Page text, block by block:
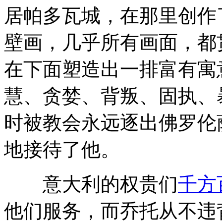
居帕多瓦城，在那里创
壁画，几乎所有画面，
在下面塑造出一排富有
慧、贪婪、背叛、固执
时被教会永远逐出佛罗
地接待了他。
意大利的权贵们千方
他们服务，而乔托从不